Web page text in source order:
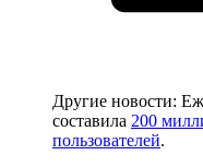
Другие новости:
составила 200
пользователей.